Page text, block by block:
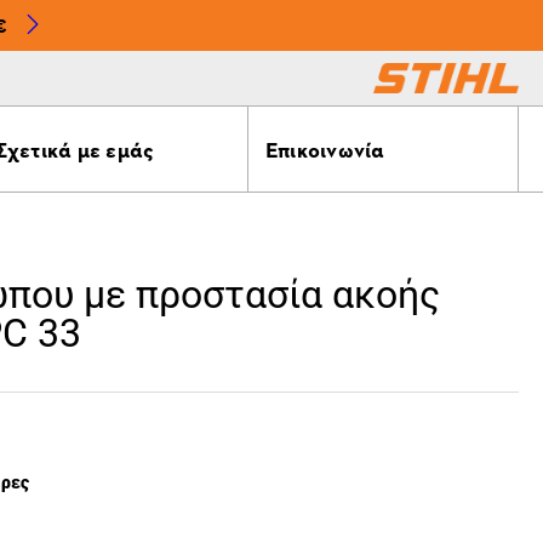
με εμάς Επικοινωνία
με προστασία ακοής
33